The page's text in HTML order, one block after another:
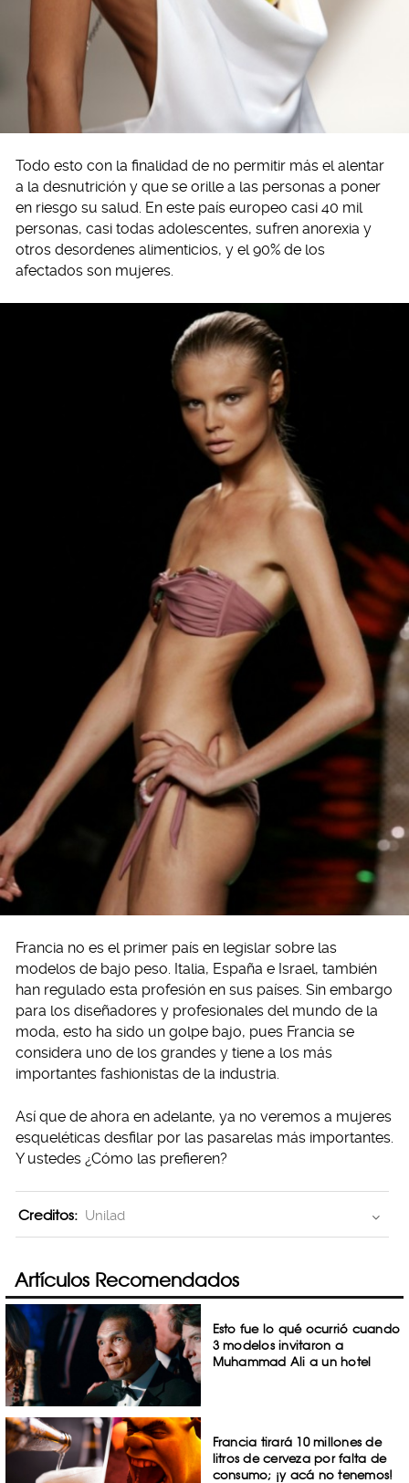
Todo esto con la finalidad de no permitir más el alentar
a la desnutrición y que se orille a las personas a poner
en riesgo su salud. En este país europeo casi 40 mil
personas, casi todas adolescentes, sufren anorexia y
otros desordenes alimenticios, y el 90% de los
afectados son mujeres.
Francia no es el primer país en legislar sobre las
modelos de bajo peso. Italia, España e Israel, también
han regulado esta profesión en sus países. Sin embargo
para los diseñadores y profesionales del mundo de la
moda, esto ha sido un golpe bajo, pues Francia se
considera uno de los grandes y tiene a los más
importantes fashionistas de la industria.
Así que de ahora en adelante, ya no veremos a mujeres
esqueléticas desfilar por las pasarelas más importantes.
Y ustedes ¿Cómo las prefieren?
Creditos: Unilad
Artículos Recomendados
Esto fue lo qué ocurrió cuando
3 modelos invitaron a
Muhammad Ali a un hotel
Francia tirará 10 millones de
litros de cerveza por falta de
consumo; ¡y acá no tenemos!